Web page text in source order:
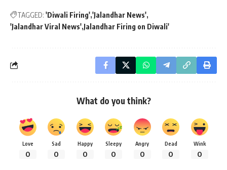
TAGGED: 'Diwali Firing' 'Jalandhar News'
'Jalandhar Viral News' Jalandhar Firing on Diwali'
What do you think?
Love
0
Sad
0
Happy
0
Sleepy
0
Angry
0
Dead
0
Wink
0